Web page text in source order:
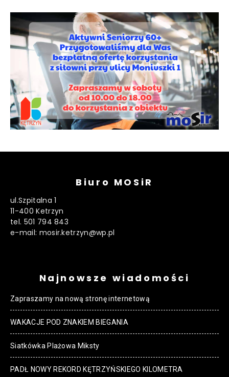
Biuro MOSiR
ul.Szpitalna 1
11-400 Ketrzyn
tel. 501 794 843
e-mail: mosir.ketrzyn@wp.pl
Najnowsze wiadomości
Zapraszamy na nową stronę internetową
WAKACJE POD ZNAKIEM BIEGANIA
Siatkówka Plażowa Miksty
PADŁ NOWY REKORD KĘTRZYŃSKIEGO KILOMETRA